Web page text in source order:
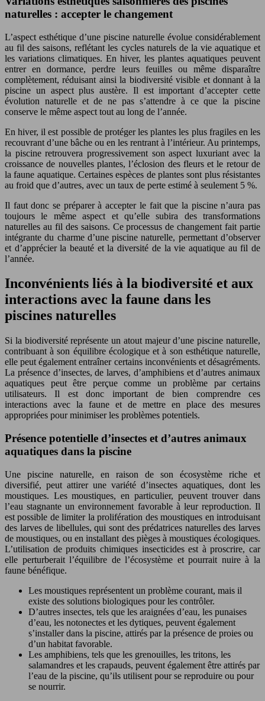
naturelles : accepter le changement
L’aspect esthétique d’une piscine naturelle évolue considérablement
au fil des saisons, reflétant les cycles naturels de la vie aquatique et
les variations climatiques. En hiver, les plantes aquatiques peuvent
entrer en dormance, perdre leurs feuilles ou même disparaître
complètement, réduisant ainsi la biodiversité visible et donnant à la
piscine un aspect plus austère. Il est important d’accepter cette
évolution naturelle et de ne pas s’attendre à ce que la piscine
conserve le même aspect tout au long de l’année.
En hiver, il est possible de protéger les plantes les plus fragiles en les
recouvrant d’une bâche ou en les rentrant à l’intérieur. Au printemps,
la piscine retrouvera progressivement son aspect luxuriant avec la
croissance de nouvelles plantes, l’éclosion des fleurs et le retour de
la faune aquatique. Certaines espèces de plantes sont plus résistantes
au froid que d’autres, avec un taux de perte estimé à seulement 5 %.
Il faut donc se préparer à accepter le fait que la piscine n’aura pas
toujours le même aspect et qu’elle subira des transformations
naturelles au fil des saisons. Ce processus de changement fait partie
intégrante du charme d’une piscine naturelle, permettant d’observer
et d’apprécier la beauté et la diversité de la vie aquatique au fil de
l’année.
Inconvénients liés à la biodiversité et aux
interactions avec la faune dans les
piscines naturelles
Si la biodiversité représente un atout majeur d’une piscine naturelle,
contribuant à son équilibre écologique et à son esthétique naturelle,
elle peut également entraîner certains inconvénients et désagréments.
La présence d’insectes, de larves, d’amphibiens et d’autres animaux
aquatiques peut être perçue comme un problème par certains
utilisateurs. Il est donc important de bien comprendre ces
interactions avec la faune et de mettre en place des mesures
appropriées pour minimiser les problèmes potentiels.
Présence potentielle d’insectes et d’autres animaux
aquatiques dans la piscine
Une piscine naturelle, en raison de son écosystème riche et
diversifié, peut attirer une variété d’insectes aquatiques, dont les
moustiques. Les moustiques, en particulier, peuvent trouver dans
l’eau stagnante un environnement favorable à leur reproduction. Il
est possible de limiter la prolifération des moustiques en introduisant
des larves de libellules, qui sont des prédatrices naturelles des larves
de moustiques, ou en installant des pièges à moustiques écologiques.
L’utilisation de produits chimiques insecticides est à proscrire, car
elle perturberait l’équilibre de l’écosystème et pourrait nuire à la
faune bénéfique.
Les moustiques représentent un problème courant, mais il
existe des solutions biologiques pour les contrôler.
D’autres insectes, tels que les araignées d’eau, les punaises
d’eau, les notonectes et les dytiques, peuvent également
s’installer dans la piscine, attirés par la présence de proies ou
d’un habitat favorable.
Les amphibiens, tels que les grenouilles, les tritons, les
salamandres et les crapauds, peuvent également être attirés par
l’eau de la piscine, qu’ils utilisent pour se reproduire ou pour
se nourrir.